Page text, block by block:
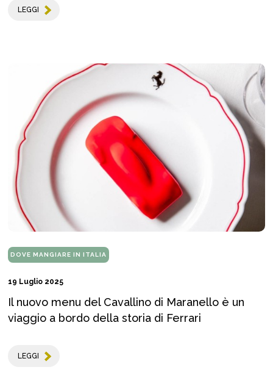
LEGGI
DOVE MANGIARE IN ITALIA
19 Luglio 2025
Il nuovo menu del Cavallino di Maranello è un
viaggio a bordo della storia di Ferrari
LEGGI